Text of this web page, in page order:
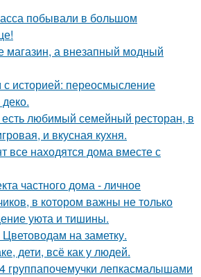
побывали в большом
магазин, а внезапный модный
историей: переосмысление
любимый семейный ресторан, в
и вкусная кухня.
все находятся дома вместе с
частного дома - личное
в котором важны не только
уюта и тишины.
на заметку.
дети, всё как у людей.
группапочемучки лепкасмалышами